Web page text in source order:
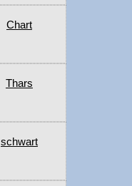
Chart
Thars
schwart